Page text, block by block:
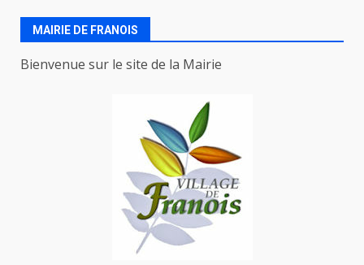
MAIRIE DE FRANOIS
Bienvenue sur le site de la Mairie